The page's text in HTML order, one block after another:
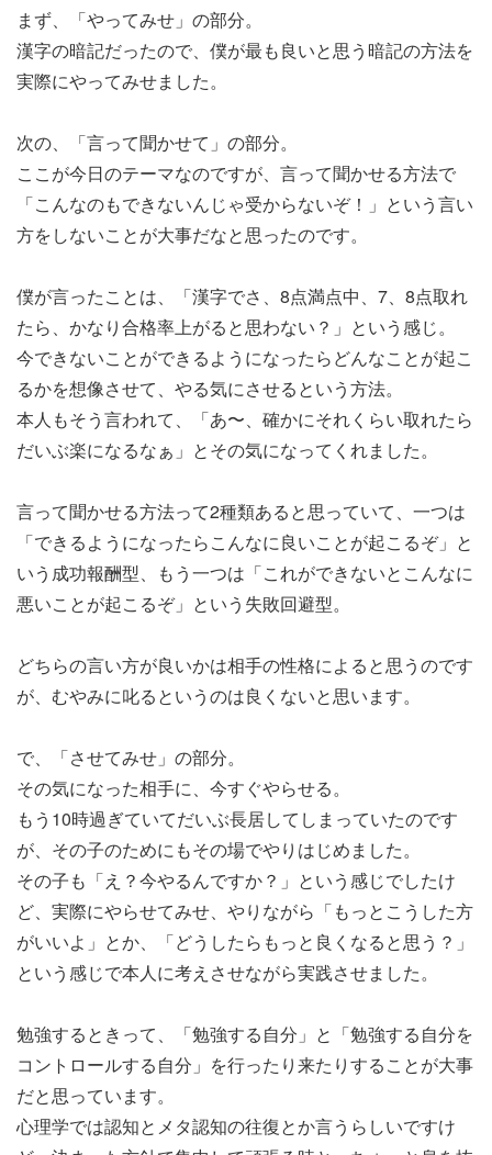
まず、「やってみせ」の部分。
漢字の暗記だったので、僕が最も良いと思う暗記の方法を
実際にやってみせました。
次の、「言って聞かせて」の部分。
ここが今日のテーマなのですが、言って聞かせる方法で
「こんなのもできないんじゃ受からないぞ！」という言い
方をしないことが大事だなと思ったのです。
僕が言ったことは、「漢字でさ、8点満点中、7、8点取れ
たら、かなり合格率上がると思わない？」という感じ。
今できないことができるようになったらどんなことが起こ
るかを想像させて、やる気にさせるという方法。
本人もそう言われて、「あ〜、確かにそれくらい取れたら
だいぶ楽になるなぁ」とその気になってくれました。
言って聞かせる方法って2種類あると思っていて、一つは
「できるようになったらこんなに良いことが起こるぞ」と
いう成功報酬型、もう一つは「これができないとこんなに
悪いことが起こるぞ」という失敗回避型。
どちらの言い方が良いかは相手の性格によると思うのです
が、むやみに叱るというのは良くないと思います。
で、「させてみせ」の部分。
その気になった相手に、今すぐやらせる。
もう10時過ぎていてだいぶ長居してしまっていたのです
が、その子のためにもその場でやりはじめました。
その子も「え？今やるんですか？」という感じでしたけ
ど、実際にやらせてみせ、やりながら「もっとこうした方
がいいよ」とか、「どうしたらもっと良くなると思う？」
という感じで本人に考えさせながら実践させました。
勉強するときって、「勉強する自分」と「勉強する自分を
コントロールする自分」を行ったり来たりすることが大事
だと思っています。
心理学では認知とメタ認知の往復とか言うらしいですけ